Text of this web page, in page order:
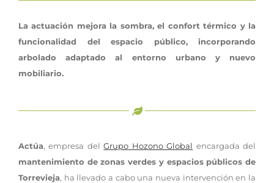
La actuación mejora la sombra, el confort térmico y la
funcionalidad del espacio público, incorporando
arbolado adaptado al entorno urbano y nuevo
mobiliario.
Actúa, empresa delGrupo Hozono Global encargada del
mantenimiento de zonas verdes y espacios públicos de
Torrevieja, ha llevado a cabo una nueva intervención en la